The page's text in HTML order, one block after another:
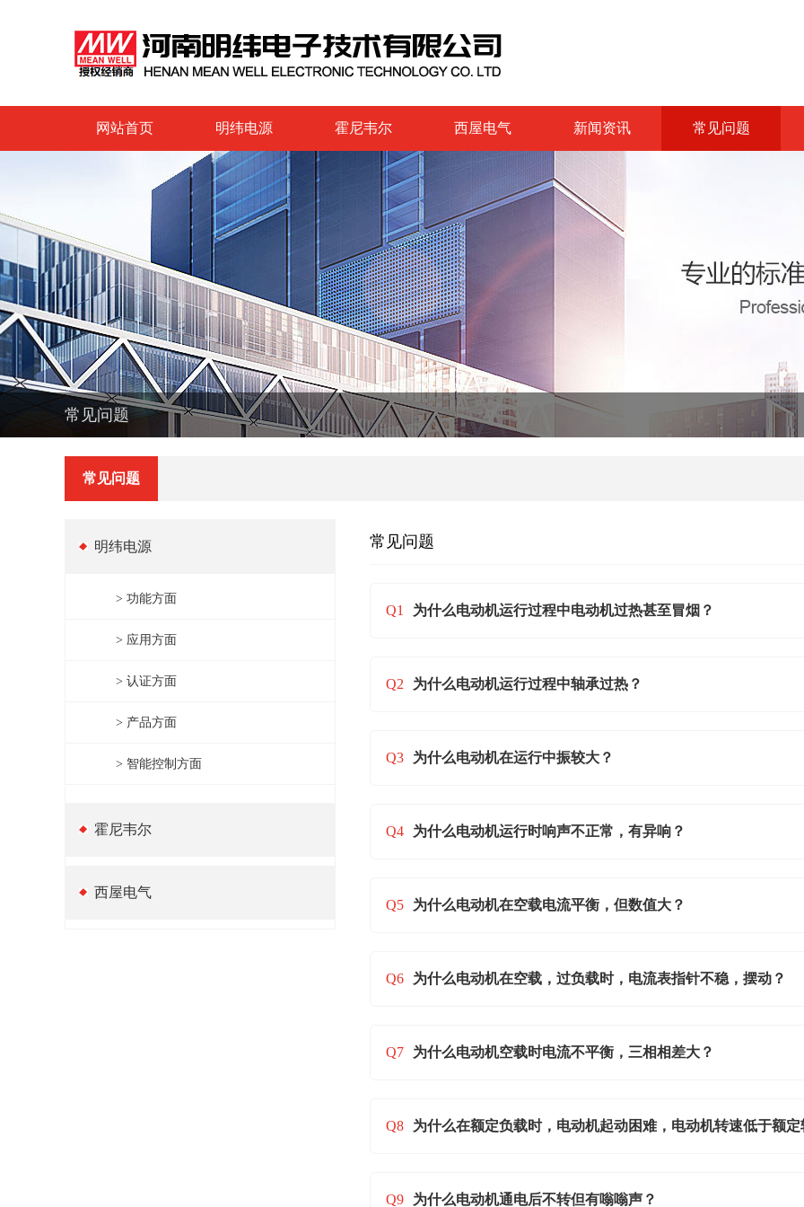
网站首页 明纬电源 霍尼韦尔 西屋电气 新闻资讯 常见问题
常见问题
常见问题
明纬电源
> 功能方面
> 应用方面
> 认证方面
> 产品方面
> 智能控制方面
霍尼韦尔
西屋电气
常见问题
Q1 为什么电动机运行过程中电动机过热甚至冒烟？
Q2 为什么电动机运行过程中轴承过热？
Q3 为什么电动机在运行中振较大？
Q4 为什么电动机运行时响声不正常，有异响？
Q5 为什么电动机在空载电流平衡，但数值大？
Q6 为什么电动机在空载，过负载时，电流表指针不稳，摆动？
Q7 为什么电动机空载时电流不平衡，三相相差大？
Q8 为什么在额定负载时，电动机起动困难，电动机转速低于额定
Q9 为什么电动机通电后不转但有嗡嗡声？